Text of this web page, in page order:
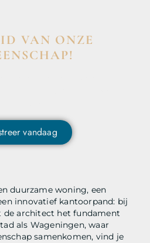
duurzame woning, een
innovatief kantoorpand: bij
architect het fundament
als Wageningen, waar
samenkomen, vind je
VAN ONZE
vandaag